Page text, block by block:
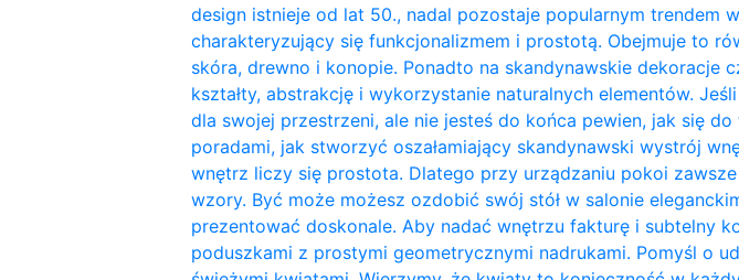
design istnieje od lat 50., nadal pozostaje popularnym trendem
charakteryzujący się funkcjonalizmem i prostotą. Obejmuje to
skóra, drewno i konopie. Ponadto na skandynawskie dekoracje
kształty, abstrakcję i wykorzystanie naturalnych elementów.
dla swojej przestrzeni, ale nie jesteś do końca pewien, jak się
poradami, jak stworzyć oszałamiający skandynawski wystrój
wnętrz liczy się prostota. Dlatego przy urządzaniu pokoi
wzory. Być może możesz ozdobić swój stół w salonie
prezentować doskonale. Aby nadać wnętrzu fakturę i subtelny
poduszkami z prostymi geometrycznymi nadrukami. Pomyśl o